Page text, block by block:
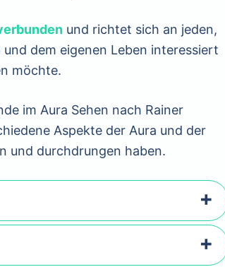
und richtet sich an jeden,
dem eigenen Leben interessiert
möchte.
im Aura Sehen nach Rainer
Aspekte der Aura und der
und durchdrungen haben.